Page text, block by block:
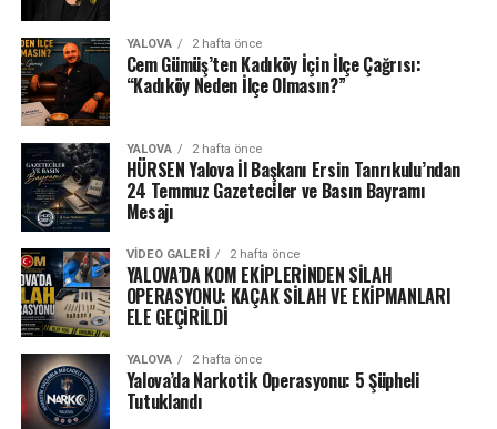
YALOVA 2 hafta önce
Cem Gümüş’ten Kadıköy İçin İlçe Çağrısı:
“Kadıköy Neden İlçe Olmasın?”
YALOVA 2 hafta önce
HÜRSEN Yalova İl Başkanı Ersin Tanrıkulu’ndan
24 Temmuz Gazeteciler ve Basın Bayramı
Mesajı
VIDEO GALERI 2 hafta önce
YALOVA’DA KOM EKİPLERİNDEN SİLAH
OPERASYONU: KAÇAK SİLAH VE EKİPMANLARI
ELE GEÇİRİLDİ
YALOVA 2 hafta önce
Yalova’da Narkotik Operasyonu: 5 Şüpheli
Tutuklandı